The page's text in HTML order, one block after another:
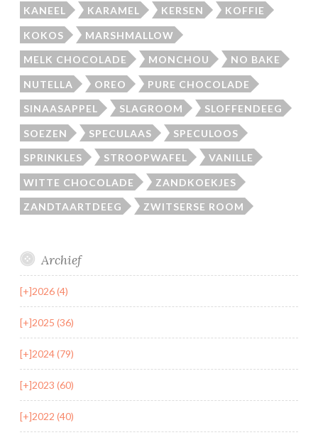
KANEEL KARAMEL KERSEN KOFFIE
KOKOS MARSHMALLOW
MELK CHOCOLADE MONCHOU NO BAKE
NUTELLA OREO PURE CHOCOLADE
SINAASAPPEL SLAGROOM SLOFFENDEEG
SOEZEN SPECULAAS SPECULOOS
SPRINKLES STROOPWAFEL VANILLE
WITTE CHOCOLADE ZANDKOEKJES
ZANDTAARTDEEG ZWITSERSE ROOM
Archief
[+]2026 (4)
[+]2025 (36)
[+]2024 (79)
[+]2023 (60)
[+]2022 (40)